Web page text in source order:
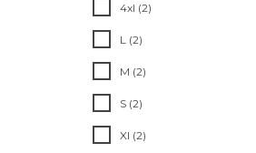
4xl (2)
L (2)
M (2)
S (2)
Xl (2)